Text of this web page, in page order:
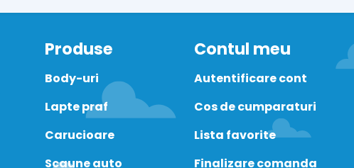
Produse
Body-uri
Lapte praf
Carucioare
Scaune auto
Contul meu
Autentificare cont
Cos de cumparaturi
Lista favorite
Finalizare comanda